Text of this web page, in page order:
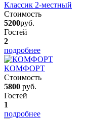
Классик 2-местный
Стоимость
5200руб.
Гостей
2
подробнее
КОМФОРТ
Стоимость
5800 руб.
Гостей
1
подробнее